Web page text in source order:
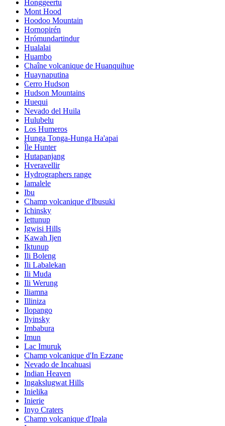
Honggeertu
Mont Hood
Hoodoo Mountain
Hornopirén
Hrómundartindur
Hualalai
Huambo
Chaîne volcanique de Huanquihue
Huaynaputina
Cerro Hudson
Hudson Mountains
Huequi
Nevado del Huila
Hulubelu
Los Humeros
Hunga Tonga-Hunga Ha'apai
Île Hunter
Hutapanjang
Hveravellir
Hydrographers range
Iamalele
Ibu
Champ volcanique d'Ibusuki
Ichinsky
Iettunup
Igwisi Hills
Kawah Ijen
Iktunup
Ili Boleng
Ili Labalekan
Ili Muda
Ili Werung
Iliamna
Illiniza
Ilopango
Ilyinsky
Imbabura
Imun
Lac Imuruk
Champ volcanique d'In Ezzane
Nevado de Incahuasi
Indian Heaven
Ingakslugwat Hills
Inielika
Inierie
Inyo Craters
Champ volcanique d'Ipala